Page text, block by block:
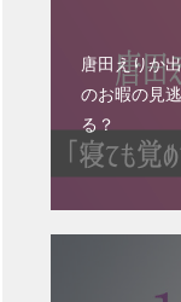
唐田えりか
のお暇の見
る？